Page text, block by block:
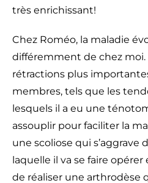
très enrichissant!
Chez Roméo, la maladie
différemment de chez
rétractions plus
membres, tels que les
lesquels il a eu une
assouplir pour faciliter la
une scoliose qui
laquelle il va se faire
de réaliser une arthrodèse